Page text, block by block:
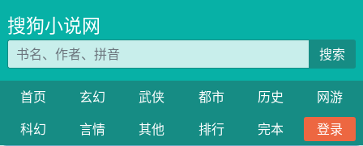
搜狗小说网
搜索
首页 玄幻 武侠 都市 历史
网游
科幻
言情 其他 排行 完本 登录